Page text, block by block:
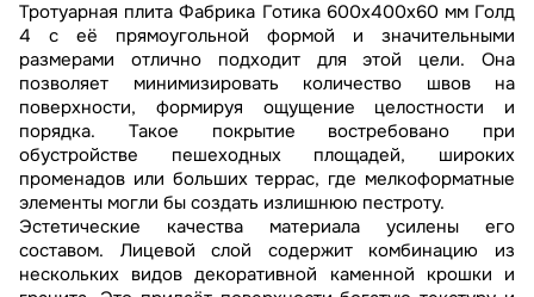
Тротуарная плита Фабрика Готика 600х400х60 мм Голд
4 с её прямоугольной формой и значительными
размерами отлично подходит для этой цели. Она
позволяет минимизировать количество швов на
поверхности, формируя ощущение целостности и
порядка. Такое покрытие востребовано при
обустройстве пешеходных площадей, широких
променадов или больших террас, где мелкоформатные
элементы могли бы создать излишнюю пестроту.
Эстетические качества материала усилены его
составом. Лицевой слой содержит комбинацию из
нескольких видов декоративной каменной крошки и